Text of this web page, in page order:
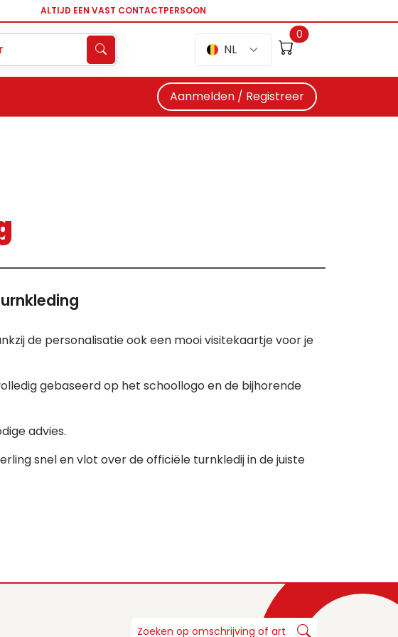
ALTIJD EEN VAST CONTACTPERSOON
NL
0
Aanmelden / Registreer
de personalisatie ook een mooi visitekaartje voor je
gebaseerd op het schoollogo en de bijhorende
advies.
snel en vlot over de officiële turnkledij in de juiste